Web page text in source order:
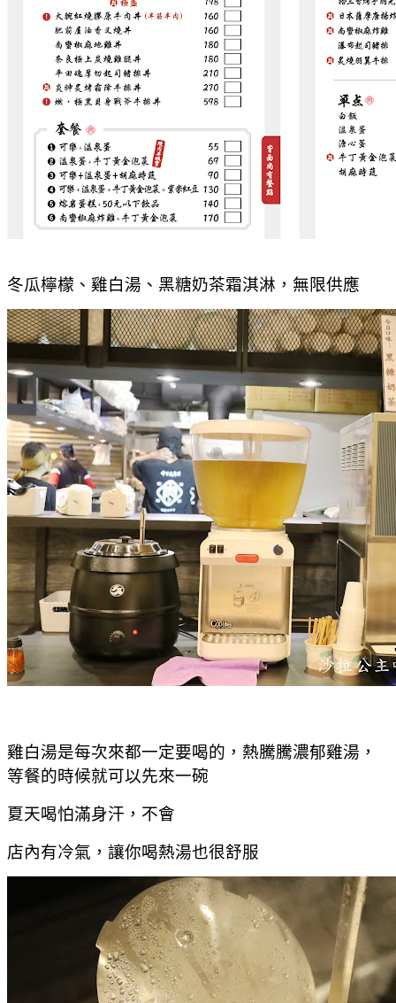
冬瓜檸檬、雞白湯、黑糖奶茶霜淇淋，無限供應
雞白湯是每次來都一定要喝的，熱騰騰濃郁雞湯，
等餐的時候就可以先來一碗
夏天喝怕滿身汗，不會
店內有冷氣，讓你喝熱湯也很舒服